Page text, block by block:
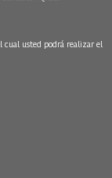
cual usted podrá realizar el